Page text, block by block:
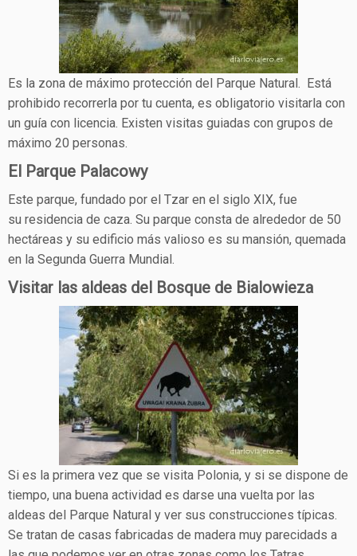
Es la zona de máximo protección del Parque Natural. Está
prohibido recorrerla por tu cuenta, es obligatorio visitarla con
un guía con licencia. Existen visitas guiadas con grupos de
máximo 20 personas.
El Parque Palacowy
Este parque, fundado por el Tzar en el siglo XIX, fue
su residencia de caza. Su parque consta de alrededor de 50
hectáreas y su edificio más valioso es su mansión, quemada
en la Segunda Guerra Mundial.
Visitar las aldeas del Bosque de Bialowieza
Si es la primera vez que se visita Polonia, y si se dispone de
tiempo, una buena actividad es darse una vuelta por las
aldeas del Parque Natural y ver sus construcciones típicas.
Se tratan de casas fabricadas de madera muy parecidads a